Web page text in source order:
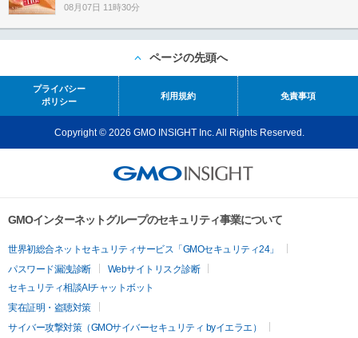
08月07日 11時30分
ページの先頭へ
プライバシー
ポリシー
利用規約 免責事項
Copyright © 2026 GMO INSIGHT Inc. All Rights Reserved.
GMOインターネットグループのセキュリティ事業について
世界初総合ネットセキュリティサービス「GMOセキュリティ24」
パスワード漏洩診断
Webサイトリスク診断
セキュリティ相談AIチャットボット
実在証明・盗聴対策
サイバー攻撃対策（GMOサイバーセキュリティ byイエラエ）